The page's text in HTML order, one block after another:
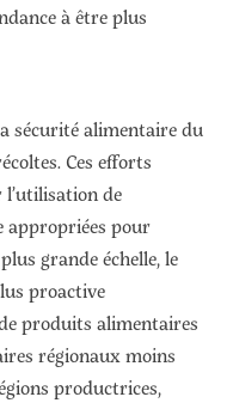
à être plus
sécurité alimentaire du
Ces efforts
de
appropriées pour
grande échelle, le
proactive
produits alimentaires
régionaux moins
productrices,